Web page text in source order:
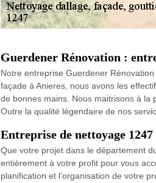
Guerdener Rénovation :
Notre entreprise Guerdener
façade à Anieres, nous avons les
de bonnes mains. Nous maitrisons à la
Outre la qualité légendaire de nos
Entreprise de nettoyage
Que votre projet dans le département
entièrement à votre profit pour vous
planification et l’organisation de votre